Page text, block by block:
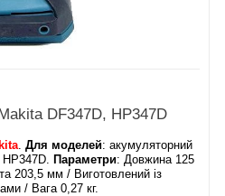
DF347D, HP347D
.Для моделей: акумуляторний
Параметри: Довжина 125
203,5 мм / Виготовлений із
/ Вага 0,27 кг.